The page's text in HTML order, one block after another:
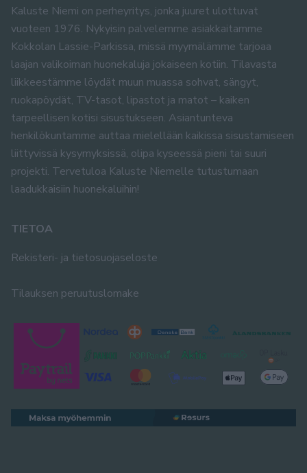
Kaluste Niemi on perheyritys, jonka juuret ulottuvat
vuoteen 1976. Nykyisin palvelemme asiakkaitamme
Kokkolan Lassie-Parkissa, missä myymälämme tarjoaa
laajan valikoiman huonekaluja jokaiseen kotiin. Tilavasta
liikkeestämme löydät muun muassa sohvat, sängyt,
ruokapöydät, TV-tasot, lipastot ja matot – kaiken
tarpeellisen kotisi sisustukseen. Asiantunteva
henkilökuntamme auttaa mielellään kaikissa sisustamiseen
liittyvissä kysymyksissä, olipa kyseessä pieni tai suuri
projekti. Tervetuloa Kaluste Niemelle tutustumaan
laadukkaisiin huonekaluihin!
TIETOA
Rekisteri- ja tietosuojaseloste
Tilauksen peruutuslomake